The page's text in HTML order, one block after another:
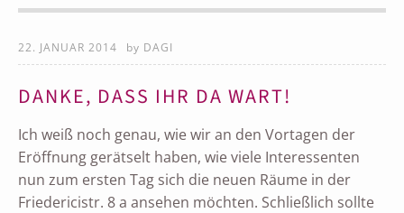
22. JANUAR 2014 by DAGI
DANKE, DASS IHR DA WART!
Ich weiß noch genau, wie wir an den Vortagen der
Eröffnung gerätselt haben, wie viele Interessenten
nun zum ersten Tag sich die neuen Räume in der
Friedericistr. 8 a ansehen möchten. Schließlich sollte